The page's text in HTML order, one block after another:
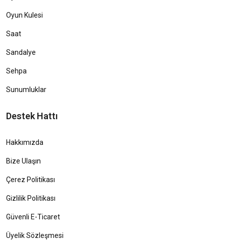
Oyun Kulesi
Saat
Sandalye
Sehpa
Sunumluklar
Destek Hattı
Hakkımızda
Bize Ulaşın
Çerez Politikası
Gizlilik Politikası
Güvenli E-Ticaret
Üyelik Sözleşmesi